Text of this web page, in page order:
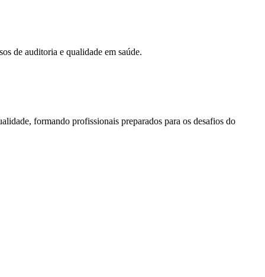
de auditoria e qualidade em saúde.
formando profissionais preparados para os desafios do